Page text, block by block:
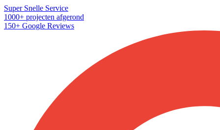
Super Snelle Service
1000+ projecten afgerond
150+ Google Reviews